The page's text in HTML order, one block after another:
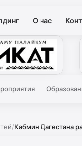
О нас
/Кабмин Дагестана